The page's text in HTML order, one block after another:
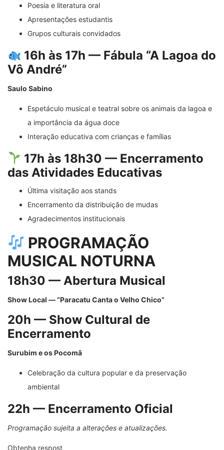
Poesia e literatura oral
Apresentações estudantis
Grupos culturais convidados
16h às 17h — Fábula “A Lagoa do
Vô André”
Saulo Sabino
Espetáculo musical e teatral sobre os animais da lagoa e
a importância da água doce
Interação educativa com crianças e famílias
17h às 18h30 — Encerramento
das Atividades Educativas
Última visitação aos stands
Encerramento da distribuição de mudas
Agradecimentos institucionais
PROGRAMAÇÃO
MUSICAL NOTURNA
18h30 — Abertura Musical
Show Local — “Paracatu Canta o Velho Chico”
20h — Show Cultural de
Encerramento
Surubim e os Pocomã
Celebração da cultura popular e da preservação
ambiental
22h — Encerramento Oficial
Programação sujeita a alterações e atualizações.
Obtenha respost